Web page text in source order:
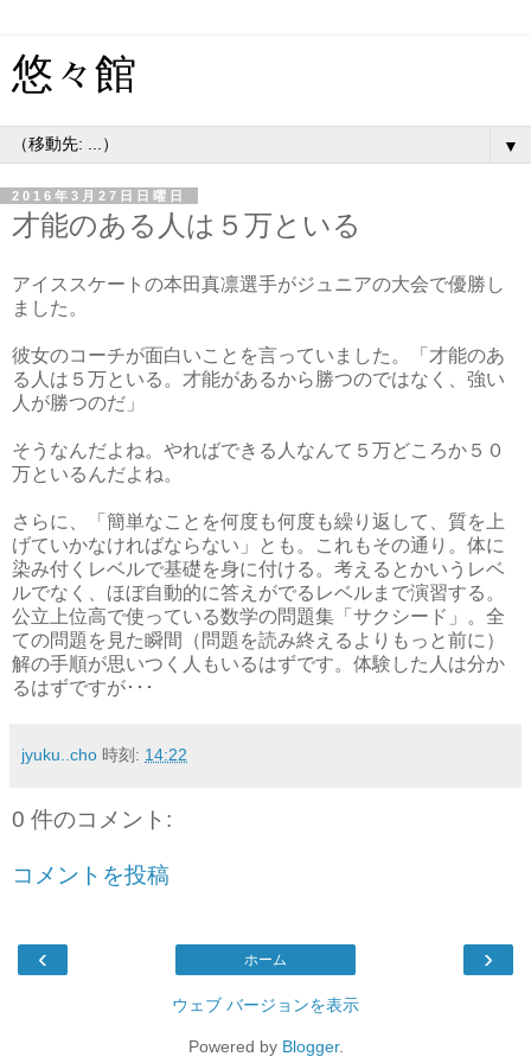
悠々館
▼
2016年3月27日日曜日
才能のある人は５万といる
アイススケートの本田真凛選手がジュニアの大会で優勝し
ました。
彼女のコーチが面白いことを言っていました。「才能のあ
る人は５万といる。才能があるから勝つのではなく、強い
人が勝つのだ」
そうなんだよね。やればできる人なんて５万どころか５０
万といるんだよね。
さらに、「簡単なことを何度も何度も繰り返して、質を上
げていかなければならない」とも。これもその通り。体に
染み付くレベルで基礎を身に付ける。考えるとかいうレベ
ルでなく、ほぼ自動的に答えがでるレベルまで演習する。
公立上位高で使っている数学の問題集「サクシード」。全
ての問題を見た瞬間（問題を読み終えるよりもっと前に）
解の手順が思いつく人もいるはずです。体験した人は分か
るはずですが･･･
jyuku..cho 時刻: 14:22
0 件のコメント:
コメントを投稿
‹ ›
ホーム
ウェブ バージョンを表示
Powered by Blogger.